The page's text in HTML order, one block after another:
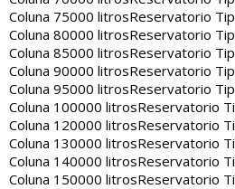
Coluna 75000 litrosReservatorio
Coluna 80000 litrosReservatorio
Coluna 85000 litrosReservatorio
Coluna 90000 litrosReservatorio
Coluna 95000 litrosReservatorio
Coluna 100000 litrosReservatorio
Coluna 120000 litrosReservatorio
Coluna 130000 litrosReservatorio
Coluna 140000 litrosReservatorio
Coluna 150000 litrosReservatorio